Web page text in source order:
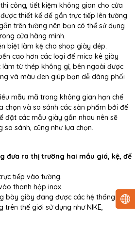
công, tiết kiệm không gian cho cửa
thiết kế đế gắn trực tiếp lên tường
trên tường nên bạn có thể sử dụng
cửa hàng mình.
biệt làm kệ cho shop giày dép.
cao hơn các loại đế mica kê giày
từ thép không gỉ, bên ngoài được
và màu đen giúp bạn dễ dàng phối
mẫu mã trong không gian hạn chế
chọn và so sánh các sản phẩm bởi đế
đặt các mẫu giày gần nhau nên sẽ
sánh, cũng như lựa chọn.
đưa ra thị trường hai mầu giá, kệ, đế
tiếp vào tường.
thanh hộp inox.
bày giày đang được các hệ thống
thế giới sử dụng như NIKE,